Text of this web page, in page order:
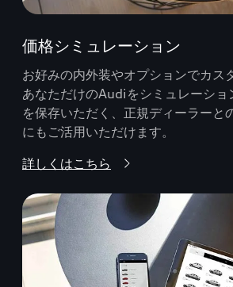
価格シミュレーション
お好みの内外装やオプションでカス
あなただけのAudiをシミュレーショ
を保存いただく、正規ディーラーと
にもご活用いただけます。
詳しくはこちら